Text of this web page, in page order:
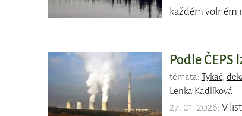
každém volném
Podle
témata: Tykač,
Lenka Kadlíková
27. 01. 2026: V